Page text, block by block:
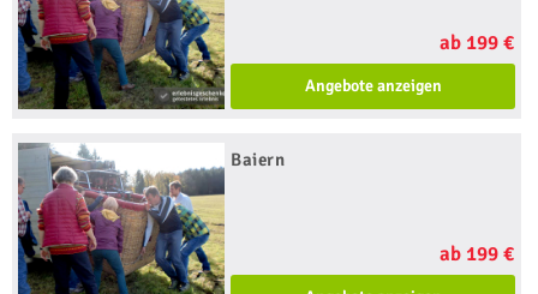
ab 199 €
Angebote anzeigen
Baiern
ab 199 €